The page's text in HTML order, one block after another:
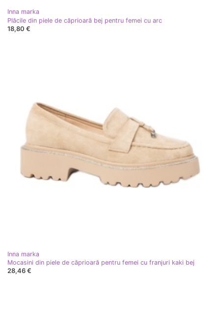
Inna marka
Plăcile din piele de căprioară bej pentru femei cu arc
18,80 €
Inna marka
Mocasini din piele de căprioară pentru femei cu franjuri kaki bej
28,46 €